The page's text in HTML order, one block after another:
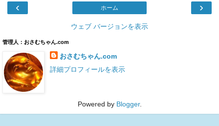
‹ ›
ホーム
ウェブ バージョンを表示
管理人：おさむちゃん.com
おさむちゃん.com
詳細プロフィールを表示
Powered by Blogger.